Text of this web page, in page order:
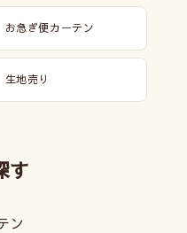
お急ぎ便カーテン
生地売り
す
ン